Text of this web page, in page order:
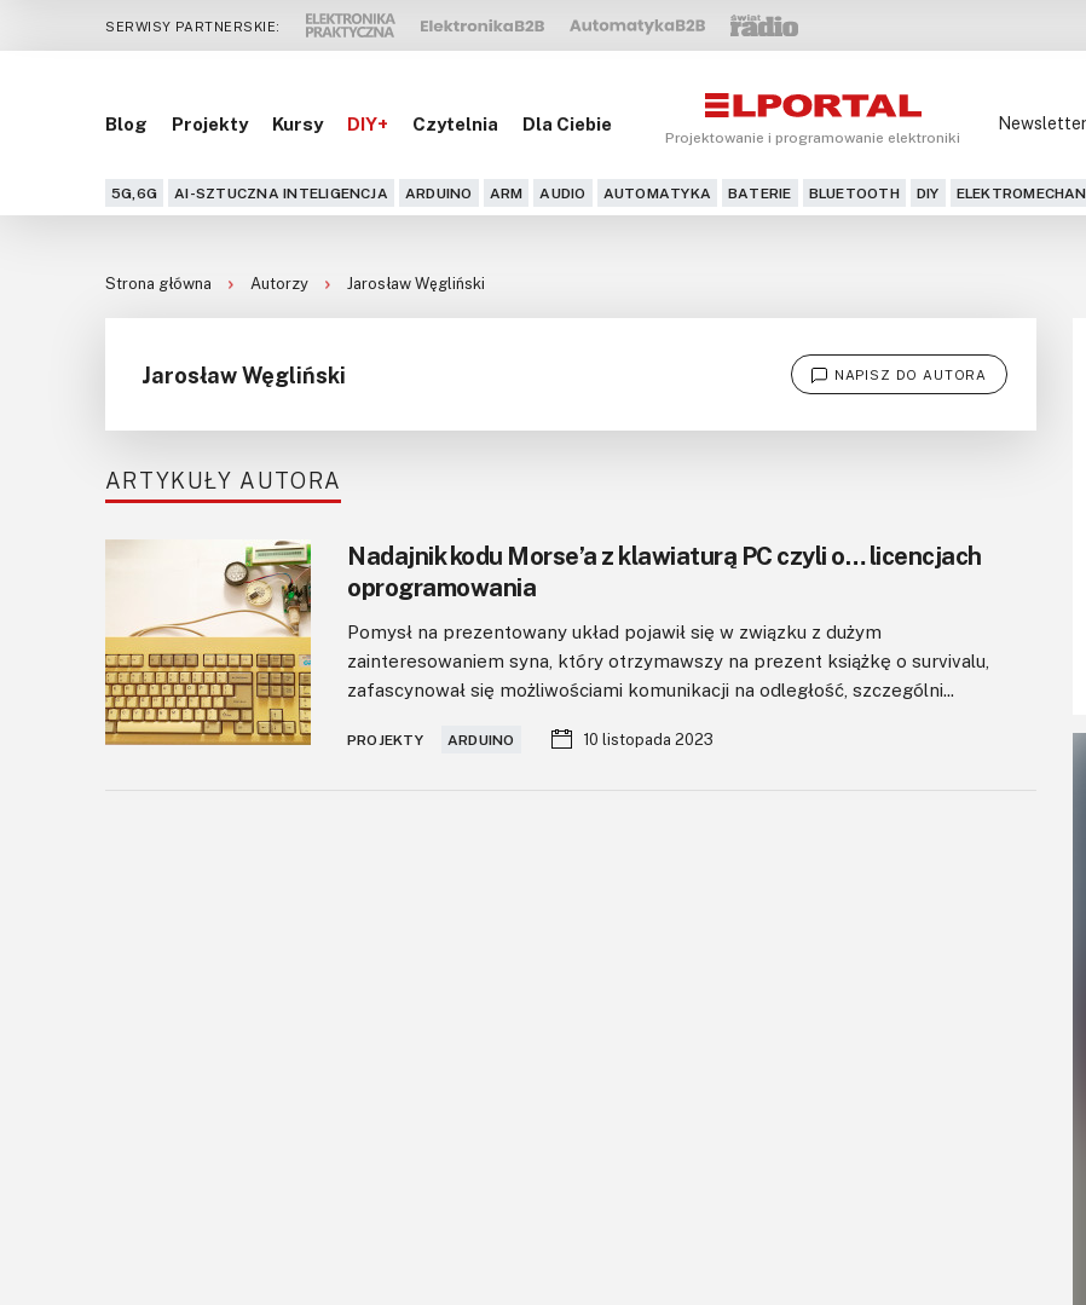
SERWISY PARTNERSKIE:
Blog Projekty Kursy DIY+ Czytelnia Dla Ciebie
Projektowanie i programowanie elektroniki
Newsletter
5G,6G AI-SZTUCZNA INTELIGENCJA ARDUINO ARM AUDIO AUTOMATYKA BATERIE BLUETOOTH DIY
Strona główna Autorzy Jarosław Węgliński
Jarosław Węgliński NAPISZ DO AUTORA
ARTYKUŁY AUTORA
Nadajnik kodu Morse’a z klawiaturą PC czyli o… licencjach
oprogramowania
Pomysł na prezentowany układ pojawił się w związku z dużym
zainteresowaniem syna, który otrzymawszy na prezent książkę o survivalu,
zafascynował się możliwościami komunikacji na odleg­łość, szczególni...
PROJEKTY ARDUINO 10 listopada 2023